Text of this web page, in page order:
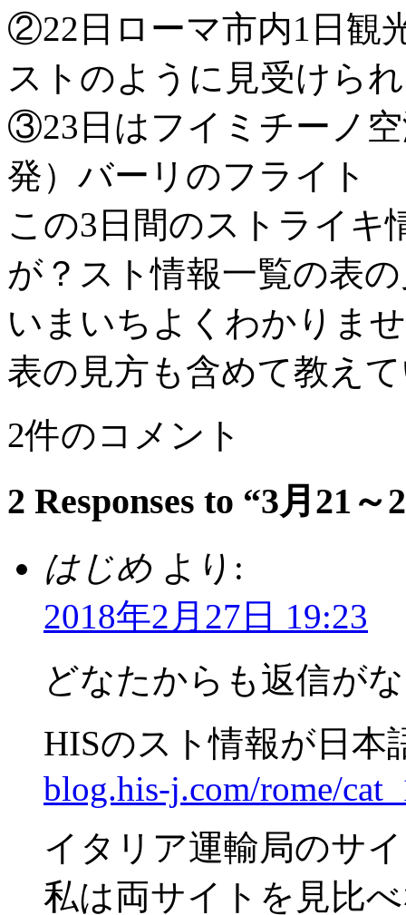
②22日ローマ市内1日観
ストのように見受けら
③23日はフイミチーノ
発）バーリのフライト
この3日間のストライキ
が？スト情報一覧の表
いまいちよくわかりま
表の見方も含めて教え
2件のコメント
2 Responses to “3月21
はじめ より:
2018年2月27日 19:23
どなたからも返信が
HISのスト情報が日本
blog.his-j.com/rome/
イタリア運輸局のサ
私は両サイトを見比